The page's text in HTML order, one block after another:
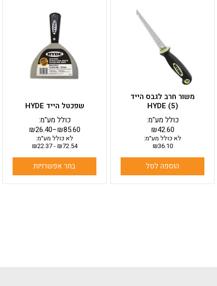
משור חרב לגבס הייד
HYDE (5)
₪42.60
כולל מע"מ:
לא כולל מע״מ:
₪36.10
הוספה לסל
שפכטל הייד HYDE
₪26.40–₪85.60
כולל מע"מ:
לא כולל מע״מ:
₪72.54
-
₪22.37
בחר אפשרויות
יש
מספר
סוגים.
ניתן
לבחור
את
האפשרויות